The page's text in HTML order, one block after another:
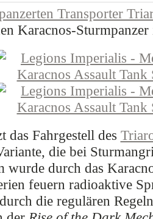
Transporter
Karacnos-
das Fahrgestell des
die bei
wurde durch das
feuern radioaktive
die regulären